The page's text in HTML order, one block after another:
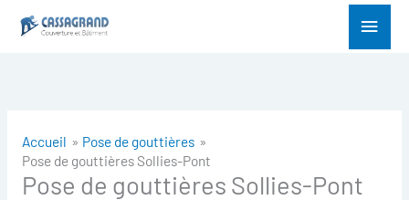
Menu
Accueil
Pose de gouttières
Pose de gouttières Sollies-Pont
Pose de gouttières Sollies-Pont